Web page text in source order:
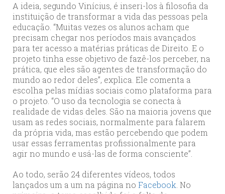
A ideia, segundo Vinícius, é inseri-los à filosofia da
instituição de transformar a vida das pessoas pela
educação. “Muitas vezes os alunos acham que
precisam chegar nos períodos mais avançados
para ter acesso a matérias práticas de Direito. E o
projeto tinha esse objetivo de fazê-los perceber, na
prática, que eles são agentes de transformação do
mundo ao redor deles”, explica. Ele comenta a
escolha pelas mídias sociais como plataforma para
o projeto. “O uso da tecnologia se conecta à
realidade de vidas deles. São na maioria jovens que
usam as redes sociais, normalmente para falarem
da própria vida, mas estão percebendo que podem
usar essas ferramentas profissionalmente para
agir no mundo e usá-las de forma consciente”.
Ao todo, serão 24 diferentes vídeos, todos
lançados um a um na página no Facebook. No